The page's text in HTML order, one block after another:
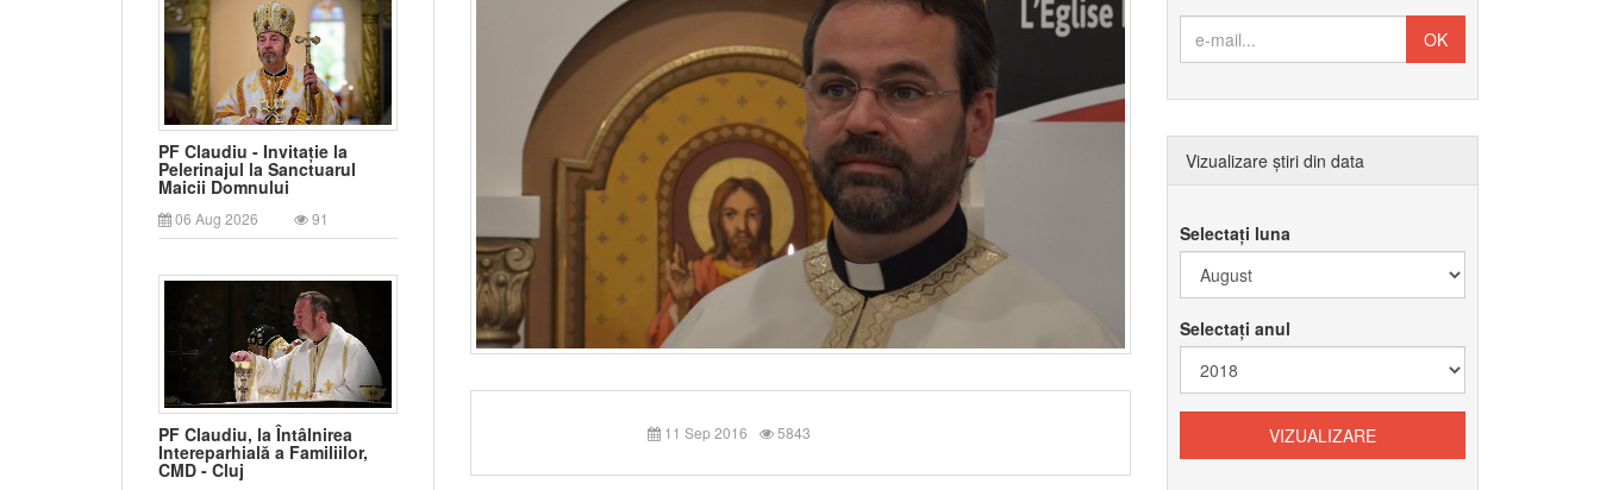
PF Claudiu - Invitație la
Pelerinajul la Sanctuarul
Maicii Domnului
06 Aug 2026 91
PF Claudiu, la Întâlnirea
Intereparhială a Familiilor,
CMD - Cluj
11 Sep 2016 5843
Vizualizare știri din data
Selectați luna
Selectați anul